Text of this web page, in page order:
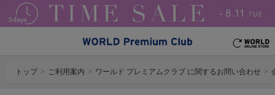
トップ ご利用案内 ワールド プレミアムクラブ に関するお問い合わせ